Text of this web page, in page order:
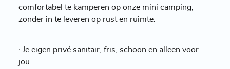
comfortabel te kamperen op onze mini camping,
zonder in te leveren op rust en ruimte:
∙ Je eigen privé sanitair, fris, schoon en alleen voor
jou